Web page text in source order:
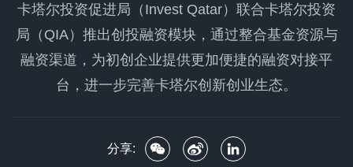
卡塔尔投资促进局（Invest Qatar）联合卡塔尔投资
局（QIA）推出创投融资模块，通过整合基金资源与
融资渠道，为初创企业提供更加便捷的融资对接平
台，进一步完善卡塔尔创新创业生态。
分享: